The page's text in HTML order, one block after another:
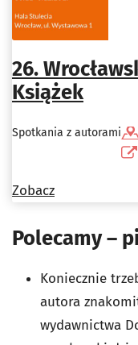
26.
Książek
Spotkania z autorami
Zobacz
Polecamy –
Koniecznie
autora
wydawnictwa